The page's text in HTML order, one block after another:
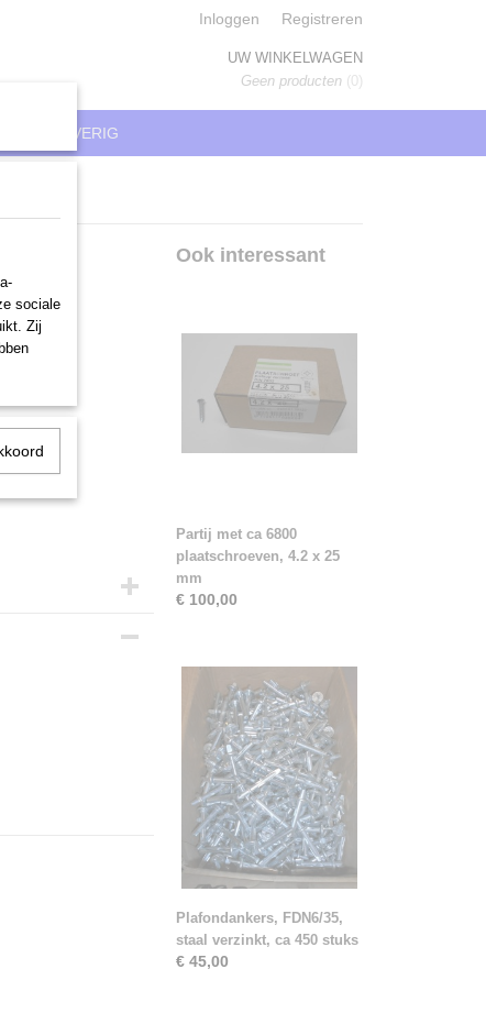
Inloggen Registreren
UW WINKELWAGEN
Geen producten (0)
OVERIG
Ook interessant
Partij met ca 6800
plaatschroeven, 4.2 x 25
mm
€ 100,00
Plafondankers, FDN6/35,
staal verzinkt, ca 450 stuks
€ 45,00
sociale
Zij